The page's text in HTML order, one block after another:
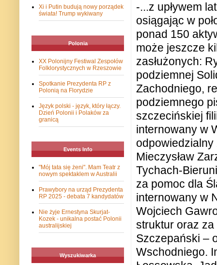
-...z upływem
osiągając w
ponad 150
może jeszcze
zasłużonych:
podziemnej
Zachodniego,
podziemnego
szczecińskiej
internowany w
Mieczysław
Tychach-
za pomoc dla
internowany w
Wojciech
struktur oraz
Szczepański –
Wschodniego.
Xi i Putin budują nowy porządek
świata! Trump wykiwany
Polonia
XX Polonijny Festiwal Zespołów
Folklorystycznych w Rzeszowie
Spotkanie Prezydenta RP z
Polonią na Florydzie
Język polski - język, który łączy.
Dzień Polonii i Polaków za
granicą
Events Info
"Mój tata się żeni". Mam Teatr z
nowym spektaklem w Australii
Prawybory na urząd Prezydenta
RP 2025 - debata 7 kandydatów
Nie żyje Ernestyna Skurjat-
Kozek - unikalna postać Polonii
australijskiej
Wyszukiwarka